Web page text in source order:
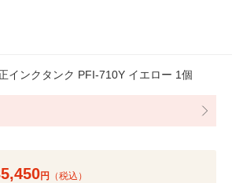
インクタンク PFI-710Y イエロー 1個
円 （税込）